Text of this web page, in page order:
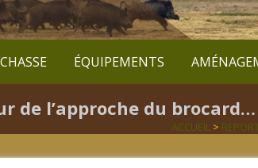
ÉQUIPEMENTS
de l’approche du brocard…
ACCUEIL >